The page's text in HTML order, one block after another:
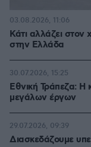
Κάτι αλλάζει στον
στην Ελλάδα
03.08.2026, 11:06
Εθνική Τράπεζα: Η
μεγάλων έργων
30.07.2026, 15:25
Διασκεδάζουμε
29.07.2026, 09:39